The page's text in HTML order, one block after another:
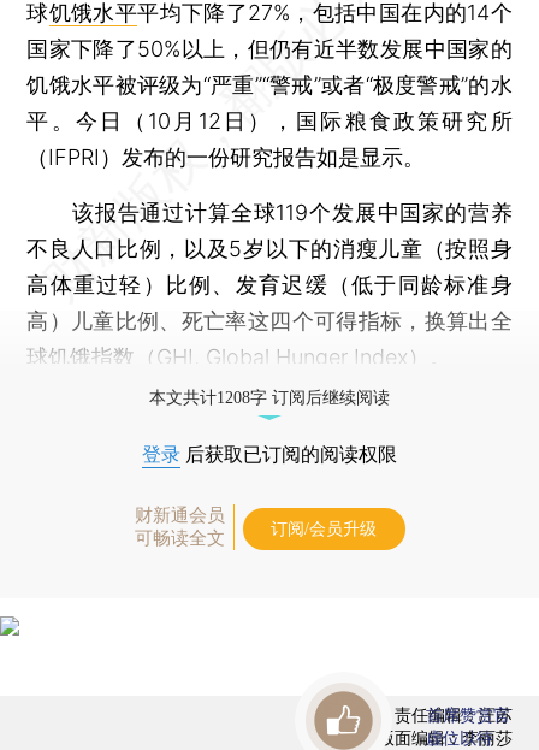
球饥饿水平平均下降了27%，包括中国在内的14个
国家下降了50%以上，但仍有近半数发展中国家的
饥饿水平被评级为“严重”“警戒”或者“极度警戒”的水
平。今日（10月12日），国际粮食政策研究所
（IFPRI）发布的一份研究报告如是显示。
该报告通过计算全球119个发展中国家的营养
不良人口比例，以及5岁以下的消瘦儿童（按照身
高体重过轻）比例、发育迟缓（低于同龄标准身
高）儿童比例、死亡率这四个可得指标，换算出全
球饥饿指数（GHI, Global Hunger Index）。
本文共计1208字 订阅后继续阅读
登录 后获取已订阅的阅读权限
财新通会员
可畅读全文
订阅/会员升级
责任编辑：汪苏
版面编辑：李丽莎
首席赞赏官
虚位以待